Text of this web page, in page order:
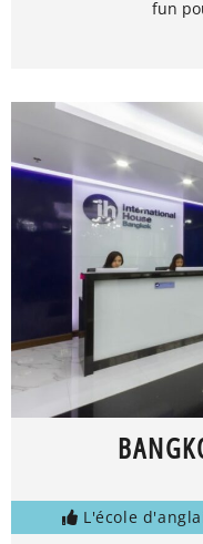
fun
L'école